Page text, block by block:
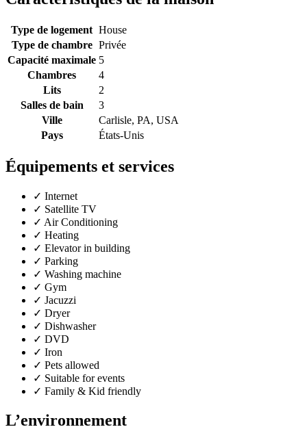
Type de logement House
Type de chambre Privée
Capacité maximale 5
Chambres
4
Lits
2
Salles de bain
3
Ville
Carlisle, PA, USA
Pays
États-Unis
Équipements et services
✓ Internet
✓ Satellite TV
✓ Air Conditioning
✓ Heating
✓ Elevator in building
✓ Parking
✓ Washing machine
✓ Gym
✓ Jacuzzi
✓ Dryer
✓ Dishwasher
✓ DVD
✓ Iron
✓ Pets allowed
✓ Suitable for events
✓ Family & Kid friendly
L’environnement